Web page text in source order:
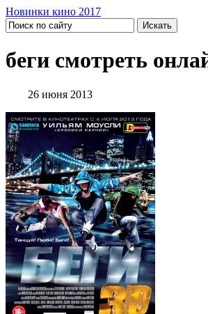
Новинки кино 2017
беги смотреть
26 июня 2013